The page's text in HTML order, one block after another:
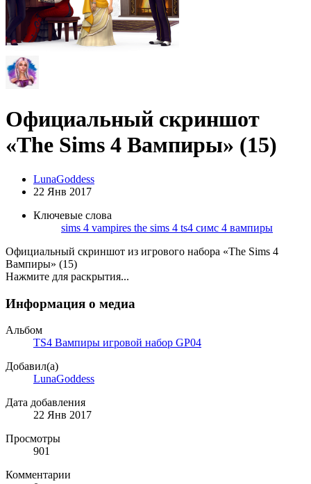
Официальный скриншот
«The Sims 4 Вампиры» (15)
LunaGoddess
22 Янв 2017
Ключевые слова
sims 4 vampires the sims 4 ts4 симс 4 вампиры
Официальный скриншот из игрового набора «The Sims 4
Вампиры» (15)
Нажмите для раскрытия...
Информация о медиа
Альбом
TS4 Вампиры игровой набор GP04
Добавил(а)
LunaGoddess
Дата добавления
22 Янв 2017
Просмотры
901
Комментарии